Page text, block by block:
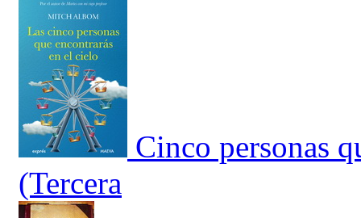
Cinco personas
(Tercera